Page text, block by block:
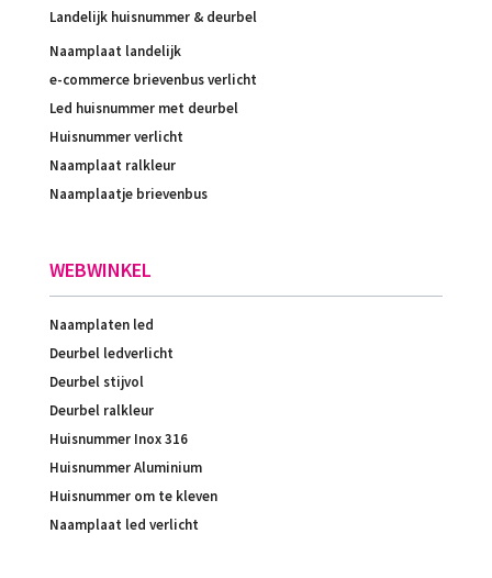
Landelijk huisnummer & deurbel
Naamplaat landelijk
e-commerce brievenbus verlicht
Led huisnummer met deurbel
Huisnummer verlicht
Naamplaat ralkleur
Naamplaatje brievenbus
WEBWINKEL
Naamplaten led
Deurbel ledverlicht
Deurbel stijvol
Deurbel ralkleur
Huisnummer Inox 316
Huisnummer Aluminium
Huisnummer om te kleven
Naamplaat led verlicht